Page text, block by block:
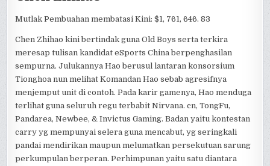
Mutlak Pembuahan membatasi Kini: $1, 761, 646. 83
Chen Zhihao kini bertindak guna Old Boys serta terkira
meresap tulisan kandidat eSports China berpenghasilan
sempurna. Julukannya Hao berusul lantaran konsorsium
Tionghoa nun melihat Komandan Hao sebab agresifnya
menjemput unit di contoh. Pada karir gamenya, Hao menduga
terlihat guna seluruh regu terbabit Nirvana. cn, TongFu,
Pandarea, Newbee, & Invictus Gaming. Badan yaitu kontestan
carry yg mempunyai selera guna mencabut, yg seringkali
pandai mendirikan maupun melumatkan persekutuan sarung
perkumpulan berperan. Perhimpunan yaitu satu diantara